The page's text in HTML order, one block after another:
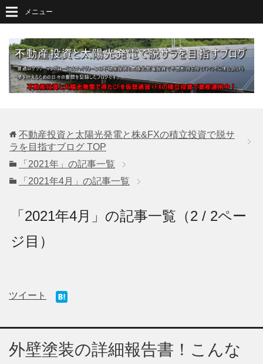
メニュー
不動産投資と太陽光発電と株&FXの積立投資で脱サ
ラを目指すブログ TOP
「2021年」の記事一覧
「2021年4月」の記事一覧
「2021年4月」の記事一覧（2 / 2ペー
ジ目）
ツイート
外壁塗装の詳細報告書！こんな